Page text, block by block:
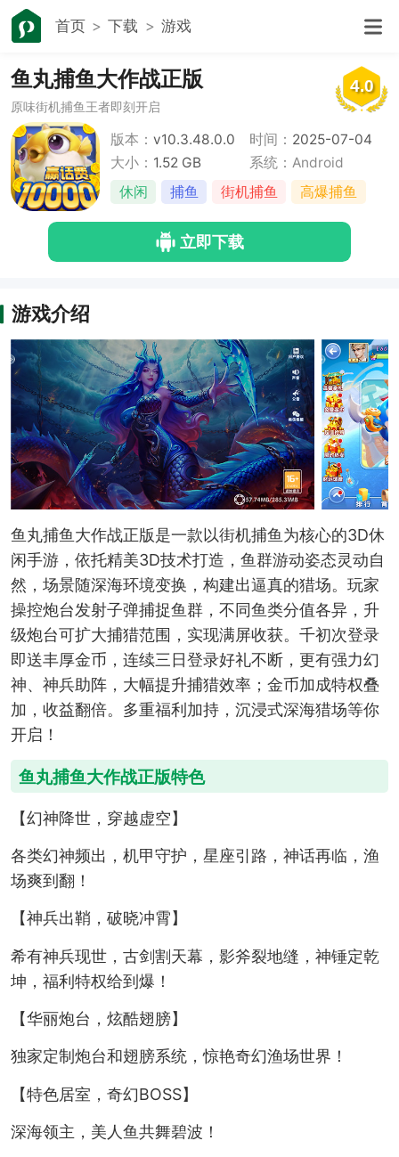
首页 下载 游戏
4.0
鱼丸捕鱼大作战正版
原味街机捕鱼王者即刻开启
版本：v10.3.48.0.0 时间： 2025-07-04
大小： 1.52 GB
系统：Android
休闲
捕鱼 街机捕鱼 高爆捕鱼
立即下载
游戏介绍
鱼丸捕鱼大作战正版是一款以街机捕鱼为核心的3D休
闲手游，依托精美3D技术打造，鱼群游动姿态灵动自
然，场景随深海环境变换，构建出逼真的猎场。玩家
操控炮台发射子弹捕捉鱼群，不同鱼类分值各异，升
级炮台可扩大捕猎范围，实现满屏收获。千初次登录
即送丰厚金币，连续三日登录好礼不断，更有强力幻
神、神兵助阵，大幅提升捕猎效率；金币加成特权叠
加，收益翻倍。多重福利加持，沉浸式深海猎场等你
开启！
鱼丸捕鱼大作战正版特色
【幻神降世，穿越虚空】
各类幻神频出，机甲守护，星座引路，神话再临，渔
场爽到翻！
【神兵出鞘，破晓冲霄】
希有神兵现世，古剑割天幕，影斧裂地缝，神锤定乾
坤，福利特权给到爆！
【华丽炮台，炫酷翅膀】
独家定制炮台和翅膀系统，惊艳奇幻渔场世界！
【特色居室，奇幻BOSS】
深海领主，美人鱼共舞碧波！